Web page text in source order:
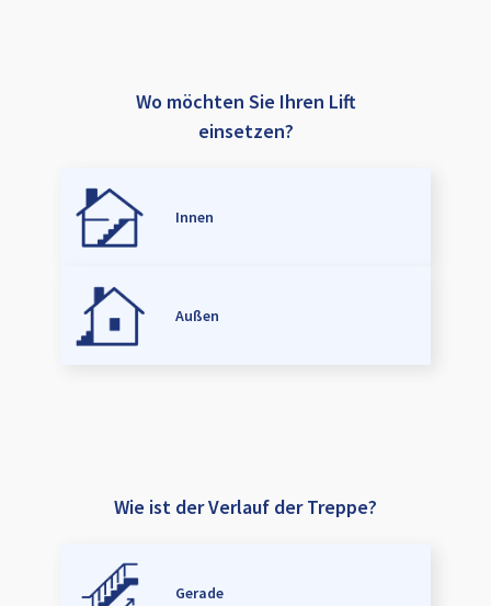
Wo möchten Sie Ihren Lift
einsetzen?
Innen
Außen
Wie ist der Verlauf der Treppe?
Gerade